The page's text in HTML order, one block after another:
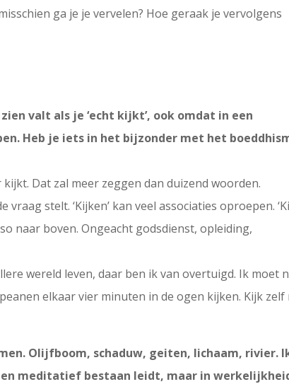
ga je je vervelen? Hoe geraak je vervolgens
valt als je ‘echt kijkt’, ook omdat in een
Heb je iets in het bijzonder met het
Dat zal meer zeggen dan duizend woorden.
stelt. ‘Kijken’ kan veel associaties oproepen.
naar boven. Ongeacht godsdienst, opleiding,
wereld leven, daar ben ik van overtuigd. Ik moet
elkaar vier minuten in de ogen kijken. Kijk zelf
Olijfboom, schaduw, geiten, lichaam, rivier.
meditatief bestaan leidt, maar in